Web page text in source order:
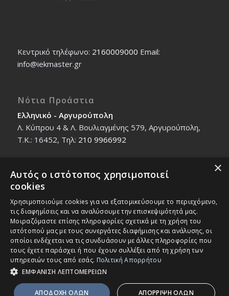
Κεντρικό τηλέφωνο: 2160009000 Εmail:
info@iekmaster.gr
Νότια Προάστια
Ελληνικό - Αργυρούπολη
Λ. Κύπρου 4 & Λ. Βουλιαγμένης 579, Αργυρούπολη,
T.K.: 16452, Τηλ: 210 9966992
Βόρεια Προάστια
Νέο Ηράκλειο - Μαρούσι
Ζαλοκώστα 18 & Εμμανουήλ Παπαδάκη 12, T.K.:
14121, Τηλ:210 2712588
© Copyright - IEK MASTER -Enfold Theme by Kriesi
×
Αυτός ο ιστότοπος χρησιμοποιεί
cookies
Χρησιμοποιούμε cookies για να εξατομικεύσουμε το περιεχόμενο,
τις διαφημίσεις και να αναλύσουμε την επισκεψιμότητά μας.
Μοιραζόμαστε επίσης πληροφορίες σχετικά με τη χρήση του
ιστότοπού μας με τους συνεργάτες διαφήμισης και ανάλυσης, οι
οποίοι ενδέχεται να τις συνδυάσουν με άλλες πληροφορίες που
τους έχετε παράσχει ή που έχουν συλλέξει από τη χρήση των
υπηρεσιών τους από εσάς. Πολιτική Απορρήτου
ΕΜΦΑΝΙΣΗ ΛΕΠΤΟΜΕΡΕΙΩΝ
ΑΠΟΔΟΧΗ ΟΛΩΝ ΑΠΟΡΡΙΨΗ ΟΛΩΝ